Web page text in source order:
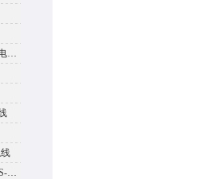
Yh-hcx滑触线专用ABC三相电压信号指示灯
单极组合式滑触线集电器JDS-500*2